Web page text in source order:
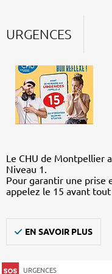
URGENCES
Le CHU de Montpellier
Niveau 1.
Pour garantir une prise
appelez le 15 avant
EN SAVOIR PLUS
URGENCES